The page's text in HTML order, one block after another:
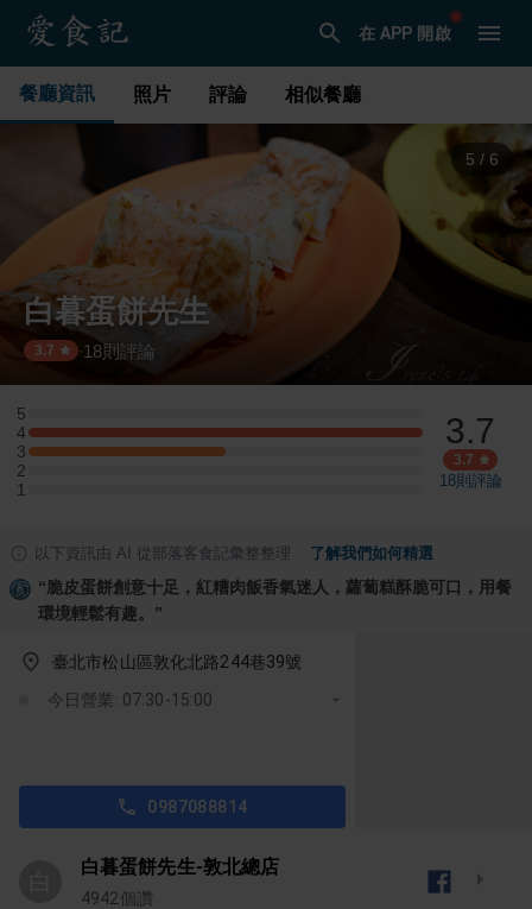
在 APP 開啟
餐廳資訊 照片 評論 相似餐廳
6 / 6
白暮蛋餅先生
3.7 ·18則評論
5
5 星：0 則評論
4
4 星：2 則評論
3
3 星：1 則評論
2
2 星：0 則評論
1
1 星：0 則評論
3.7
3.7
18則評論
以下資訊由 AI 從部落客食記彙整整理 了解我們如何精選
“ 脆皮蛋餅創意十足，紅糟肉飯香氣迷人，蘿蔔糕酥脆可口，用餐
環境輕鬆有趣。 ”
臺北市松山區敦化北路244巷39號
今日營業: 07:30-15:00
0987088814
白暮蛋餅先生-敦北總店
4942個讚